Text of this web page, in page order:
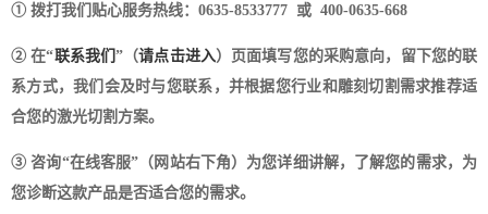
① 拨打我们贴心服务热线：0635-8533777 或 400-0635-668
② 在“联系我们”（请点击进入）页面填写您的采购意向，留下您的联
系方式，我们会及时与您联系，并根据您行业和雕刻切割需求推荐适
合您的激光切割方案。
③ 咨询“在线客服”（网站右下角）为您详细讲解，了解您的需求，为
您诊断这款产品是否适合您的需求。